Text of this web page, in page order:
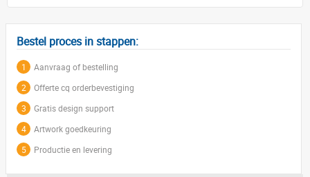
Bestel proces in stappen:
1
Aanvraag of bestelling
2
Offerte cq orderbevestiging
3
Gratis design support
4
Artwork goedkeuring
5
Productie en levering